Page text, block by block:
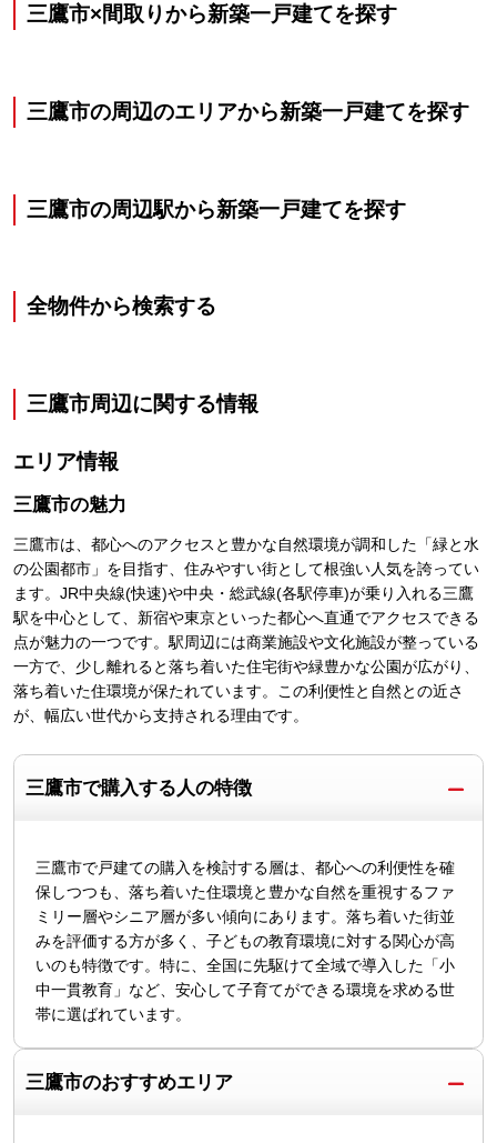
三鷹市×間取りから新築一戸建てを探す
三鷹市の周辺のエリアから新築一戸建てを探す
三鷹市の周辺駅から新築一戸建てを探す
全物件から検索する
三鷹市周辺に関する情報
エリア情報
三鷹市の魅力
三鷹市は、都心へのアクセスと豊かな自然環境が調和した「緑と水
の公園都市」を目指す、住みやすい街として根強い人気を誇ってい
ます。JR中央線(快速)や中央・総武線(各駅停車)が乗り入れる三鷹
駅を中心として、新宿や東京といった都心へ直通でアクセスできる
点が魅力の一つです。駅周辺には商業施設や文化施設が整っている
一方で、少し離れると落ち着いた住宅街や緑豊かな公園が広がり、
落ち着いた住環境が保たれています。この利便性と自然との近さ
が、幅広い世代から支持される理由です。
三鷹市で購入する人の特徴
三鷹市で戸建ての購入を検討する層は、都心への利便性を確
保しつつも、落ち着いた住環境と豊かな自然を重視するファ
ミリー層やシニア層が多い傾向にあります。落ち着いた街並
みを評価する方が多く、子どもの教育環境に対する関心が高
いのも特徴です。特に、全国に先駆けて全域で導入した「小
中一貫教育」など、安心して子育てができる環境を求める世
帯に選ばれています。
三鷹市のおすすめエリア